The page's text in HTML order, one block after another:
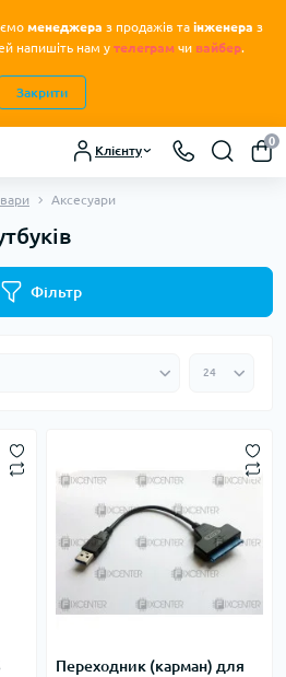
менеджера з продажів та інженера з
напишіть нам у телеграм чи вайбер.
Закрити
Клієнту
0
Аксесуари
Фільтр
Переходник (карман) для